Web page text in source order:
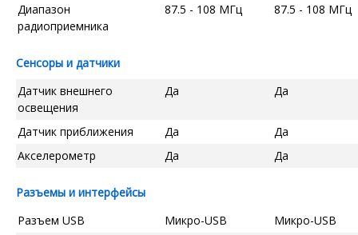
Диапазон
радиоприемника
87.5 - 108 МГц 87.5 - 108 МГц
Сенсоры и датчики
Датчик внешнего
освещения
Да Да
Датчик приближения Да
Да
Акселерометр
Да Да
Разъемы и интерфейсы
Разъем USB
Микро-USB
Микро-USB